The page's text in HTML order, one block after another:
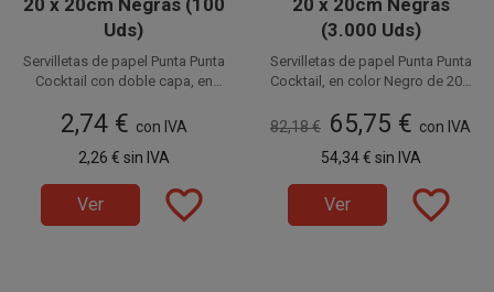
Uds)
Servilletas de papel Punta Punta
Cocktail con doble capa, en
10 cm plegadas). Ideales para
Degustaciones, Catering,
Fiestas, Restaurantes,
suaves e higiénicas.
paquetes de 100 unidades.
2,74 € con IVA
2,26 € sin IVA
Ver favorite_border
(3.000 Uds)
Servilletas de papel Punta Punta
Cocktail, en color Negro de 20 x
Ideales para Degustaciones,
Catering, Fiestas, Restaurantes,
Hostelería y Eventos. Prácticas,
de 3.000 unidades, distribuidas
unidades.
82,18 € 65,75 € con IVA
54,34 € sin IVA
Ver favorite_border